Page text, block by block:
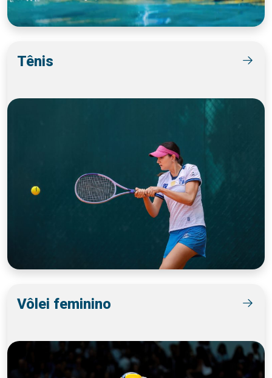
Tênis
Vôlei feminino